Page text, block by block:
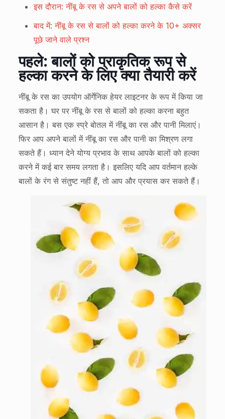
इस दौरान: नींबू के रस से अपने बालों को हल्का कैसे करें
बाद में: नींबू के रस से बालों को हल्का करने के 10+ अक्सर
पूछे जाने वाले प्रश्न
पहले: बालों को प्राकृतिक रूप से
हल्का करने के लिए क्या तैयारी करें
नींबू के रस का उपयोग ऑर्गेनिक हेयर लाइटनर के रूप में किया जा
सकता है। घर पर नींबू के रस से बालों को हल्का करना बहुत
आसान है। बस एक स्प्रे बोतल में नींबू का रस और पानी मिलाएं।
फिर आप अपने बालों में नींबू का रस और पानी का मिश्रण लगा
सकते हैं। ध्यान देने योग्य प्रभाव के साथ आपके बालों को हल्का
करने में कई बार समय लगता है। इसलिए यदि आप वर्तमान हल्के
बालों के रंग से संतुष्ट नहीं हैं, तो आप और प्रयास कर सकते हैं।